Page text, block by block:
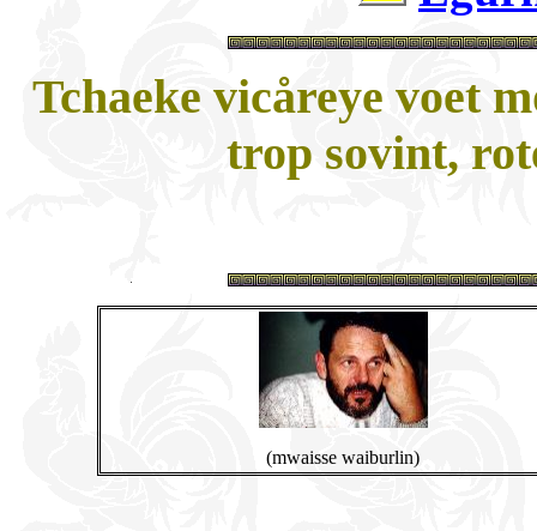
Tchaeke vicåreye voet
trop sovint,
(mwaisse waiburlin)